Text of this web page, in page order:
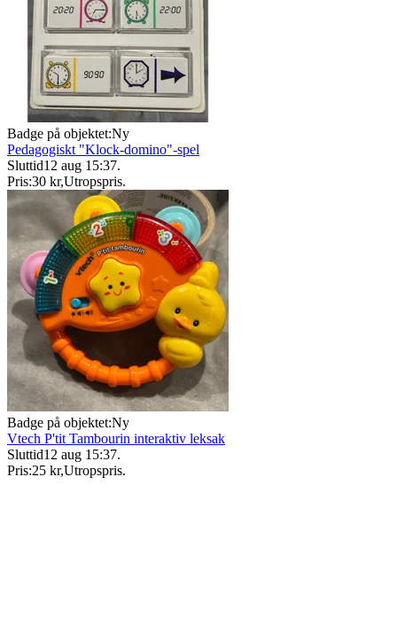
Badge på objektet:Ny
Pedagogiskt "Klock-domino"-spel
Sluttid12 aug 15:37.
Pris:30 kr,Utropspris.
Badge på objektet:Ny
Vtech P'tit Tambourin interaktiv leksak
Sluttid12 aug 15:37.
Pris:25 kr,Utropspris.